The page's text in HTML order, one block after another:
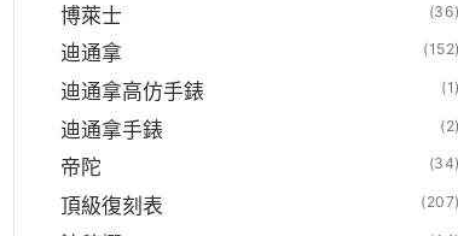
博萊士
迪通拿
迪通拿高仿手錶
迪通拿手錶
帝陀
頂級復刻表